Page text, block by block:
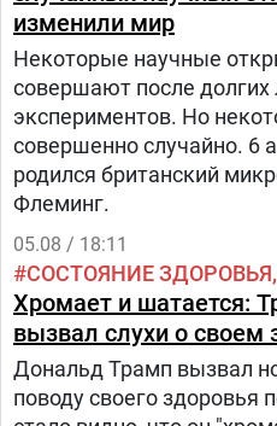
изменили мир
Некоторые научные
совершают после долгих
экспериментов. Но
совершенно случайно. 6
родился британский
Флеминг.
05.08 / 18:11
СОСТОЯНИЕ ЗДОРОВЬЯ
Хромает и шатается:
вызвал слухи о своем
Дональд Трамп вызвал
поводу своего здоровья